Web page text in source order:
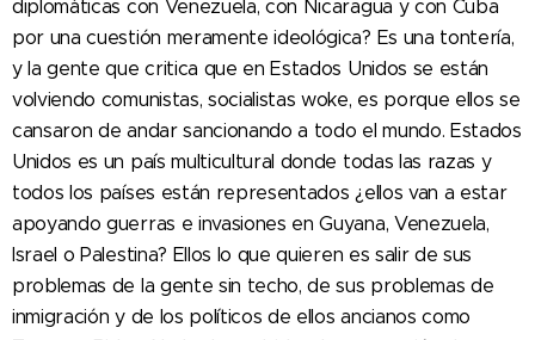
diplomáticas con Venezuela, con Nicaragua y con Cuba
por una cuestión meramente ideológica? Es una tontería,
y la gente que critica que en Estados Unidos se están
volviendo comunistas, socialistas woke, es porque ellos se
cansaron de andar sancionando a todo el mundo. Estados
Unidos es un país multicultural donde todas las razas y
todos los países están representados ¿ellos van a estar
apoyando guerras e invasiones en Guyana, Venezuela,
Israel o Palestina? Ellos lo que quieren es salir de sus
problemas de la gente sin techo, de sus problemas de
inmigración y de los políticos de ellos ancianos como